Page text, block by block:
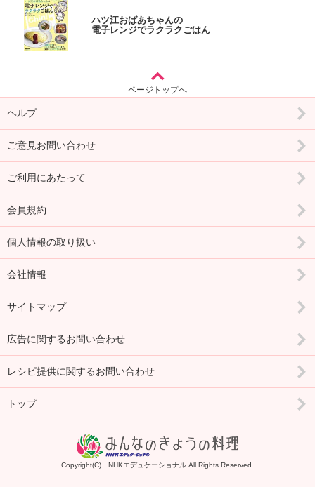
ハツ江おばあちゃんの
電子レンジでラクラクごはん
ページトップへ
ヘルプ
ご意見お問い合わせ
ご利用にあたって
会員規約
個人情報の取り扱い
会社情報
サイトマップ
広告に関するお問い合わせ
レシピ提供に関するお問い合わせ
トップ
Copyright(C) NHKエデュケーショナル All Rights Reserved.